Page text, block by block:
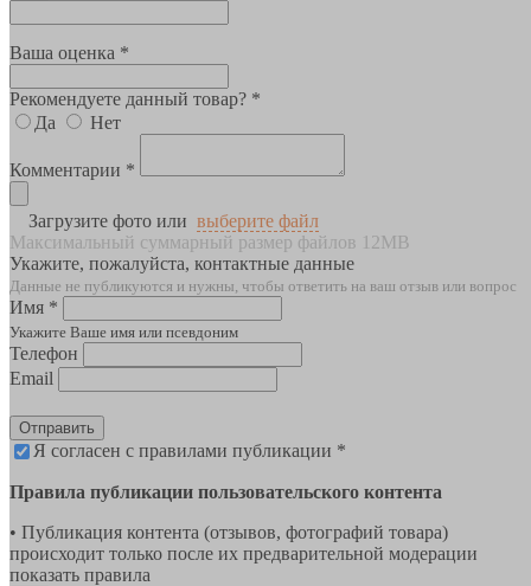
Ваша оценка *
Рекомендуете данный товар? *
Да
Нет
Комментарии *
Загрузите фото или выберите файл
Максимальный суммарный размер файлов 12MB
Укажите, пожалуйста, контактные данные
Данные не публикуются и нужны, чтобы ответить на ваш отзыв или вопрос
Имя *
Укажите Ваше имя или псевдоним
Телефон
Email
Отправить
Я согласен с правилами публикации *
Правила публикации пользовательского контента
• Публикация контента (отзывов, фотографий товара)
происходит только после их предварительной модерации
показать правила